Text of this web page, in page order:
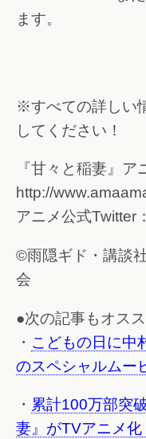
ます。
※すべての詳しい
してください！
『甘々と稲妻』ア
http://
アニメ公式Twitter：
©雨隠ギド・講談
会
●次の記事もオ
・ こどもの日に中
のスペシャルムー
・ 累計100万部突
妻』がTVアニメ